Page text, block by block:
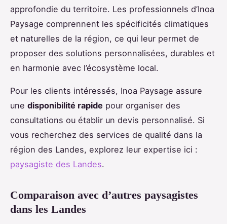
approfondie du territoire. Les professionnels d’Inoa
Paysage comprennent les spécificités climatiques
et naturelles de la région, ce qui leur permet de
proposer des solutions personnalisées, durables et
en harmonie avec l’écosystème local.
Pour les clients intéressés, Inoa Paysage assure
une disponibilité rapide pour organiser des
consultations ou établir un devis personnalisé. Si
vous recherchez des services de qualité dans la
région des Landes, explorez leur expertise ici :
paysagiste des Landes.
Comparaison avec d’autres paysagistes
dans les Landes